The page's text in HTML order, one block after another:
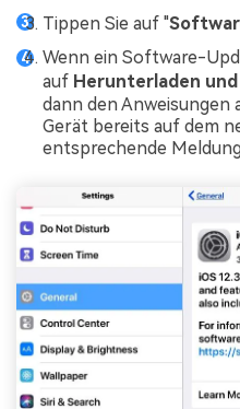
Tippen Sie auf "
Wenn ein Software-
auf Herunterladen
dann den Anweisungen
Gerät bereits auf dem
entsprechende